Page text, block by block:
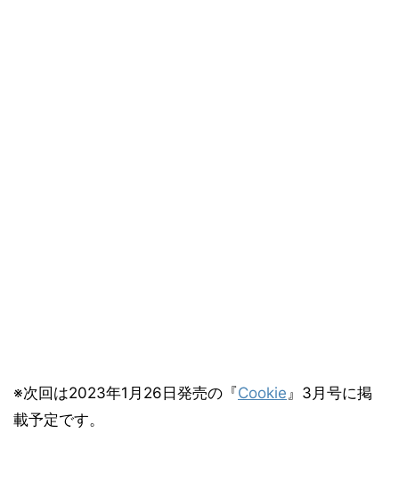
※次回は2023年1月26日発売の『Cookie 』3月号に掲
載予定です。